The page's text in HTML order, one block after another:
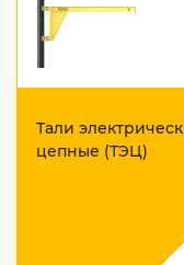
Тали
цепные (ТЭЦ)